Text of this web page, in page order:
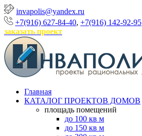
invapolis@yandex.ru
+7(916) 627-84-40, +7(916) 142-92-95
заказать проект
Главная
КАТАЛОГ ПРОЕКТОВ ДОМОВ
площадь помещений
до 100 кв м
до 150 кв м